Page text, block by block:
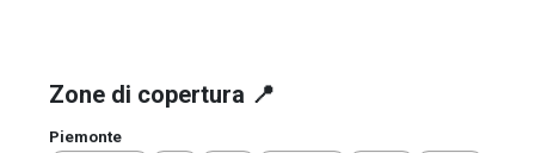
Zone di copertura 📍
Piemonte